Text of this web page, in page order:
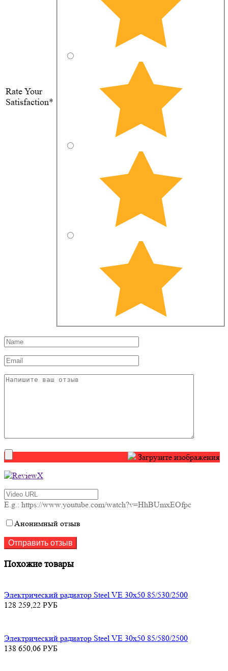
Rate Your
Satisfaction*
Загрузите изображения
E.g.: https://www.youtube.com/watch?v=HhBUmxEOfpc
Анонимный отзыв
Похожие товары
Электрический радиатор Steel VE 30х50 85/530/2500
128 259,22 РУБ
Электрический радиатор Steel VE 30х50 85/580/2500
138 650,06 РУБ